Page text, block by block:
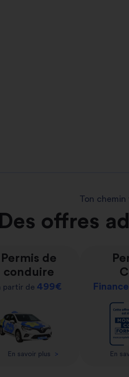
Ton
Des offres
Permis de
conduire
partir de 499€
En savoir plus >
Finance
En